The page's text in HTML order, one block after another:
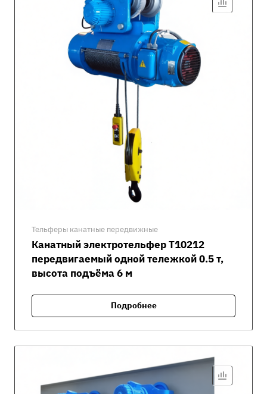
Тельферы канатные передвижные
Канатный электротельфер Т10212
передвигаемый одной тележкой 0.5 т,
высота подъёма 6 м
Подробнее